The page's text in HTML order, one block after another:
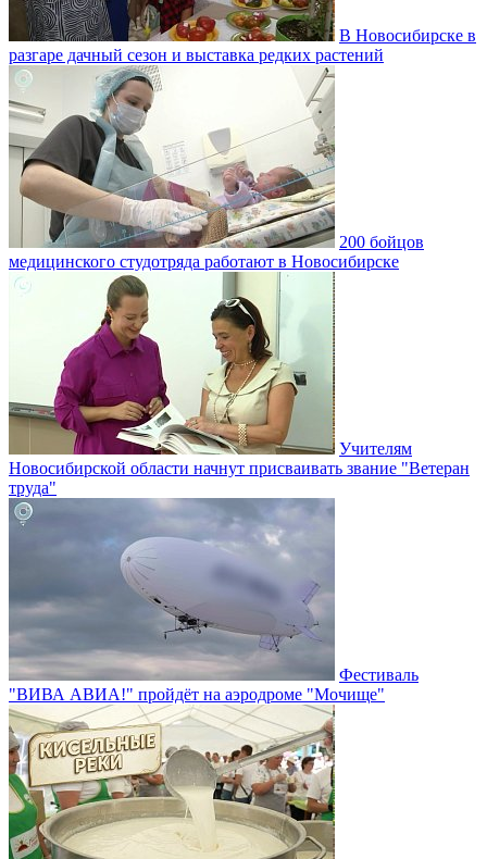
В Новосибирске в
разгаре дачный сезон и выставка редких растений
200 бойцов
медицинского студотряда работают в Новосибирске
Учителям
Новосибирской области начнут присваивать звание "Ветеран
труда"
Фестиваль
"ВИВА АВИА!" пройдёт на аэродроме "Мочище"